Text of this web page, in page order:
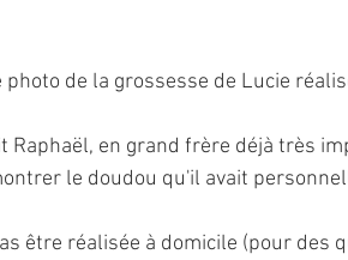
photo de la grossesse de Lucie
Raphaël, en grand frère déjà très
le doudou qu'il avait
être réalisée à domicile (pour des